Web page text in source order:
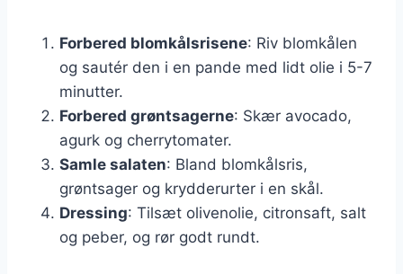
Forbered blomkålsrisene: Riv blomkålen
og sautér den i en pande med lidt olie i 5-7
minutter.
Forbered grøntsagerne: Skær avocado,
agurk og cherrytomater.
Samle salaten: Bland blomkålsris,
grøntsager og krydderurter i en skål.
Dressing: Tilsæt olivenolie, citronsaft, salt
og peber, og rør godt rundt.